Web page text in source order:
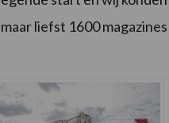
liefst 1600 magazines